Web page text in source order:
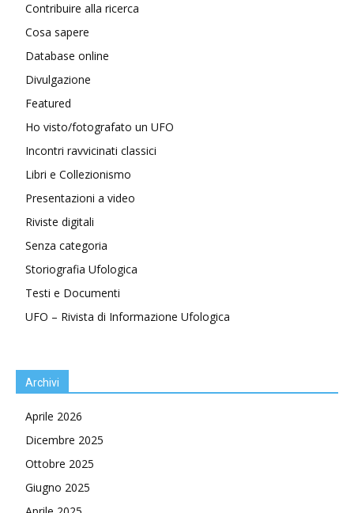
Contribuire alla ricerca
Cosa sapere
Database online
Divulgazione
Featured
Ho visto/fotografato un UFO
Incontri ravvicinati classici
Libri e Collezionismo
Presentazioni a video
Riviste digitali
Senza categoria
Storiografia Ufologica
Testi e Documenti
UFO – Rivista di Informazione Ufologica
Archivi
Aprile 2026
Dicembre 2025
Ottobre 2025
Giugno 2025